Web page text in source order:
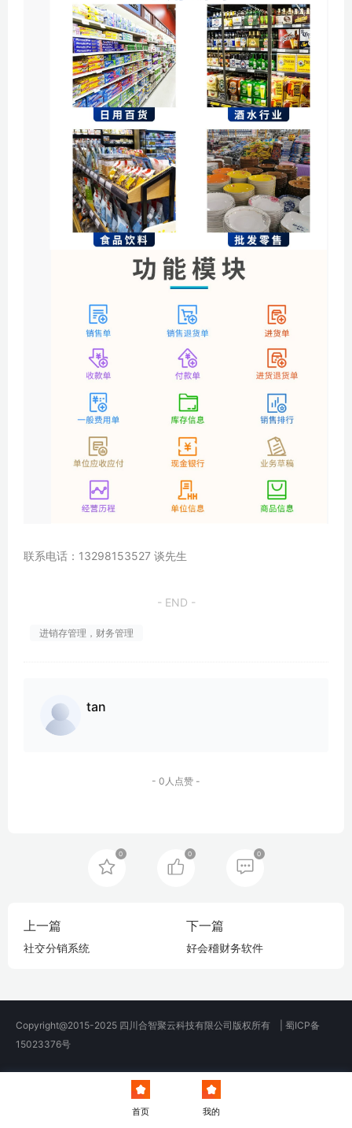
联系电话：13298153527 谈先生
- END -
进销存管理，财务管理
tan
- 0人点赞 -
0 0 0
上一篇
社交分销系统
下一篇
好会稽财务软件
Copyright@2015-2025 四川合智聚云科技有限公司版权所有 | 蜀ICP备
15023376号
首页 我的